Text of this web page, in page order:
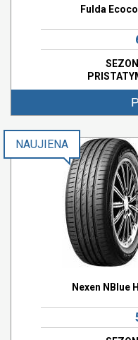
Fulda
NAUJIENA
Nexen NBlue